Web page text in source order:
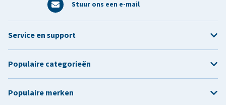
Stuur ons een e-mail
Service en support
Populaire categorieën
Populaire merken